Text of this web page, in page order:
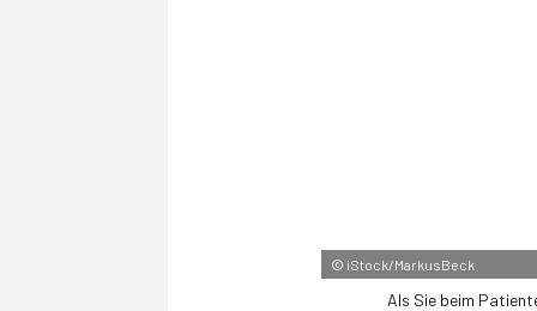
© iStock/MarkusBeck
Als Sie beim